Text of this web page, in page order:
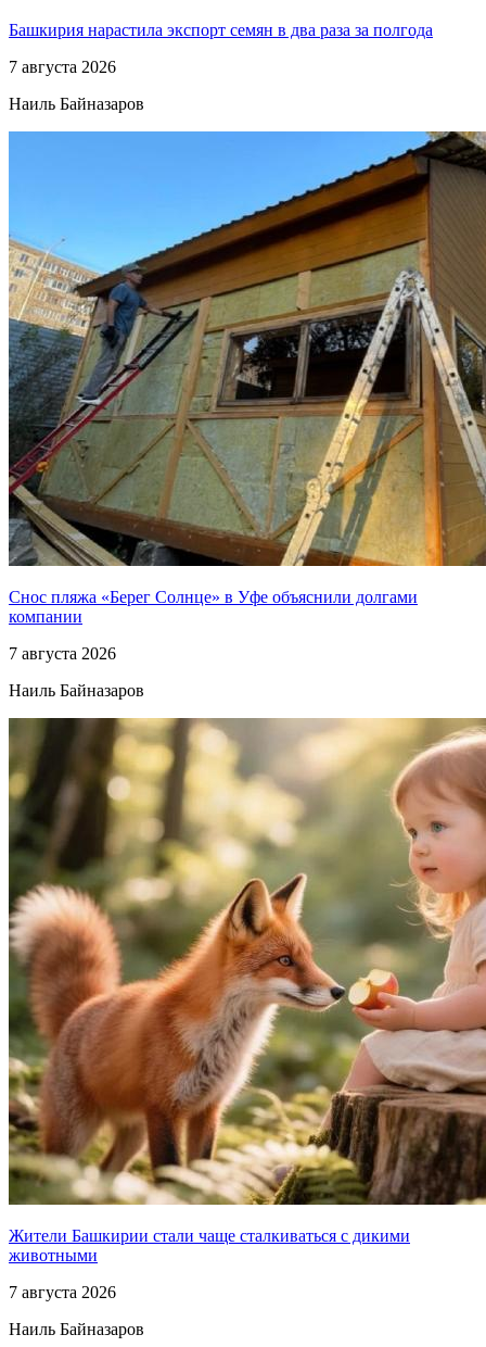
Башкирия нарастила экспорт семян в два раза за полгода
7 августа 2026
Наиль Байназаров
Снос пляжа «Берег Солнце» в Уфе объяснили долгами
компании
7 августа 2026
Наиль Байназаров
Жители Башкирии стали чаще сталкиваться с дикими
животными
7 августа 2026
Наиль Байназаров